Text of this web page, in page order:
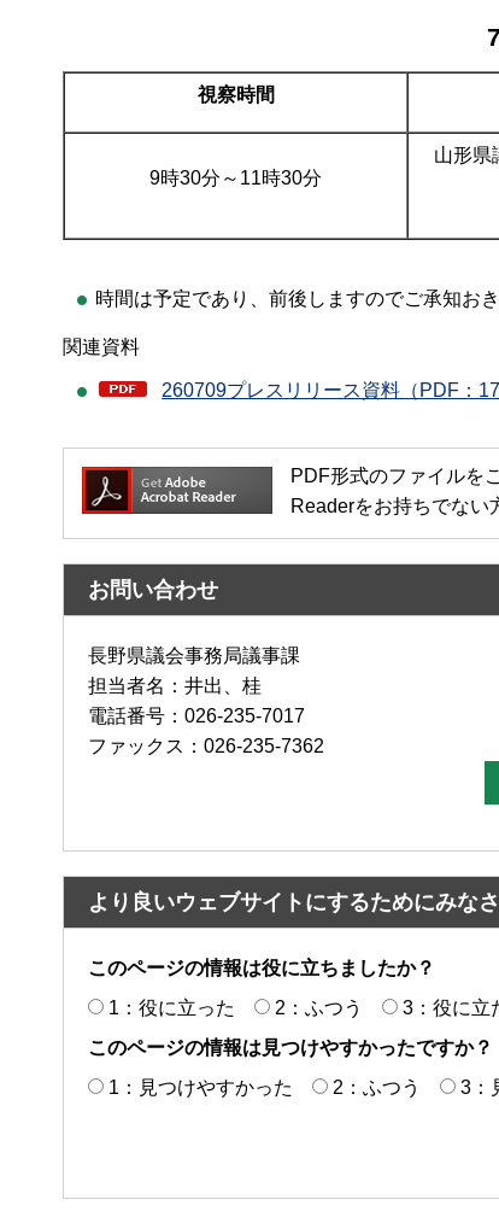
視察時間
9時30分～11時30分
山形県
時間は予定であり、前後しますのでご承知おき
関連資料
260709プレスリリース資料（PDF：
PDF形式のファイルを
Readerをお持ちでない
お問い合わせ
長野県議会事務局議事課
担当者名：井出、桂
電話番号：026-235-7017
ファックス：026-235-7362
より良いウェブサイトにするためにみな
このページの情報は役に立ちましたか？
1：役に立った
2：ふつう
3：役に立
このページの情報は見つけやすかったですか？
1：見つけやすかった
2：ふつう 3：